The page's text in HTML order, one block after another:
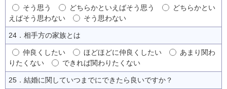
そう思う どちらかといえばそう思う
どちらかとい
えばそう思わない
そう思わない
24．相手方の家族とは
仲良くしたい ほどほどに仲良くしたい
あまり関わ
りたくない
できれば関わりたくない
25．結婚に関していつまでにできたら良いですか？